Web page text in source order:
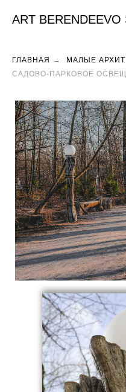
ART BERENDEEVO
ГЛАВНАЯ → МАЛЫЕ
САДОВО-ПАРКОВОЕ